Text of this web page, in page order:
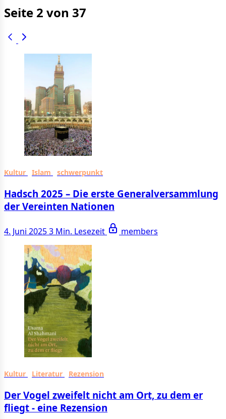
Seite 2 von 37
Kultur Islam schwerpunkt
Hadsch 2025 – Die erste Generalversammlung
der Vereinten Nationen
4. Juni 20253 Min. Lesezeit members
Kultur Literatur Rezension
Der Vogel zweifelt nicht am Ort, zu dem er
fliegt - eine Rezension